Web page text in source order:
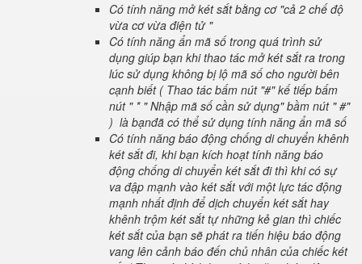
Có tính năng mở két sắt bằng cơ "cả 2 chế độ
vừa cơ vừa điện tử "
Có tính năng ẩn mã số trong quá trình sử
dụng giúp bạn khi thao tác mở két sắt ra trong
lúc sử dụng không bị lộ mã số cho người bên
cạnh biết ( Thao tác bấm nút "#" kế tiếp bấm
nút " * " Nhập mã số cần sử dụng" bầm nút " #"
) là bạnđã có thể sử dụng tính năng ẩn mã số
Có tính năng báo động chống di chuyển khênh
két sắt đi, khi bạn kích hoạt tính năng báo
động chống di chuyển két sắt đi thì khi có sự
va đập mạnh vào két sắt với một lực tác động
mạnh nhất định để dịch chuyển két sắt hay
khênh trộm két sắt tự những kẻ gian thì chiếc
két sắt của bạn sẽ phát ra tiến hiệu báo động
vang lên cảnh báo đến chủ nhân của chiếc két